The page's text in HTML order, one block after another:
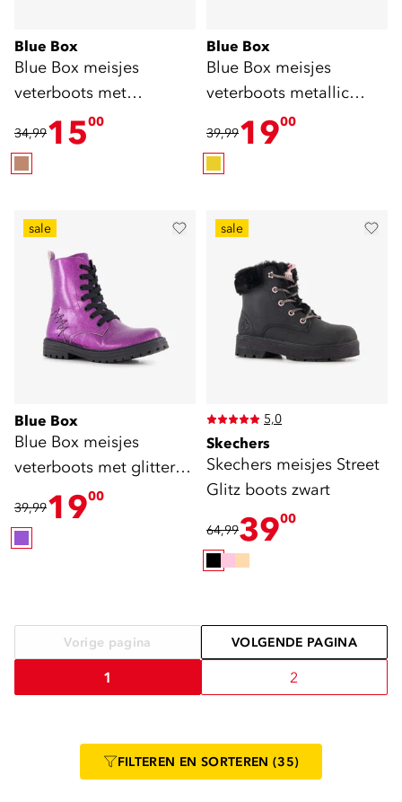
Blue Box
Blue Box meisjes
veterboots met
luipaardprint brons
34,991500
Blue Box
Blue Box meisjes
veterboots metallic
39,991900
sale
Blue Box
Blue Box meisjes
veterboots met glitters
paars
39,991900
sale
5,0
Skechers
Skechers meisjes Street
Glitz boots zwart
64,993900
Vorige pagina VOLGENDE PAGINA
1 2
FILTEREN EN SORTEREN (35)